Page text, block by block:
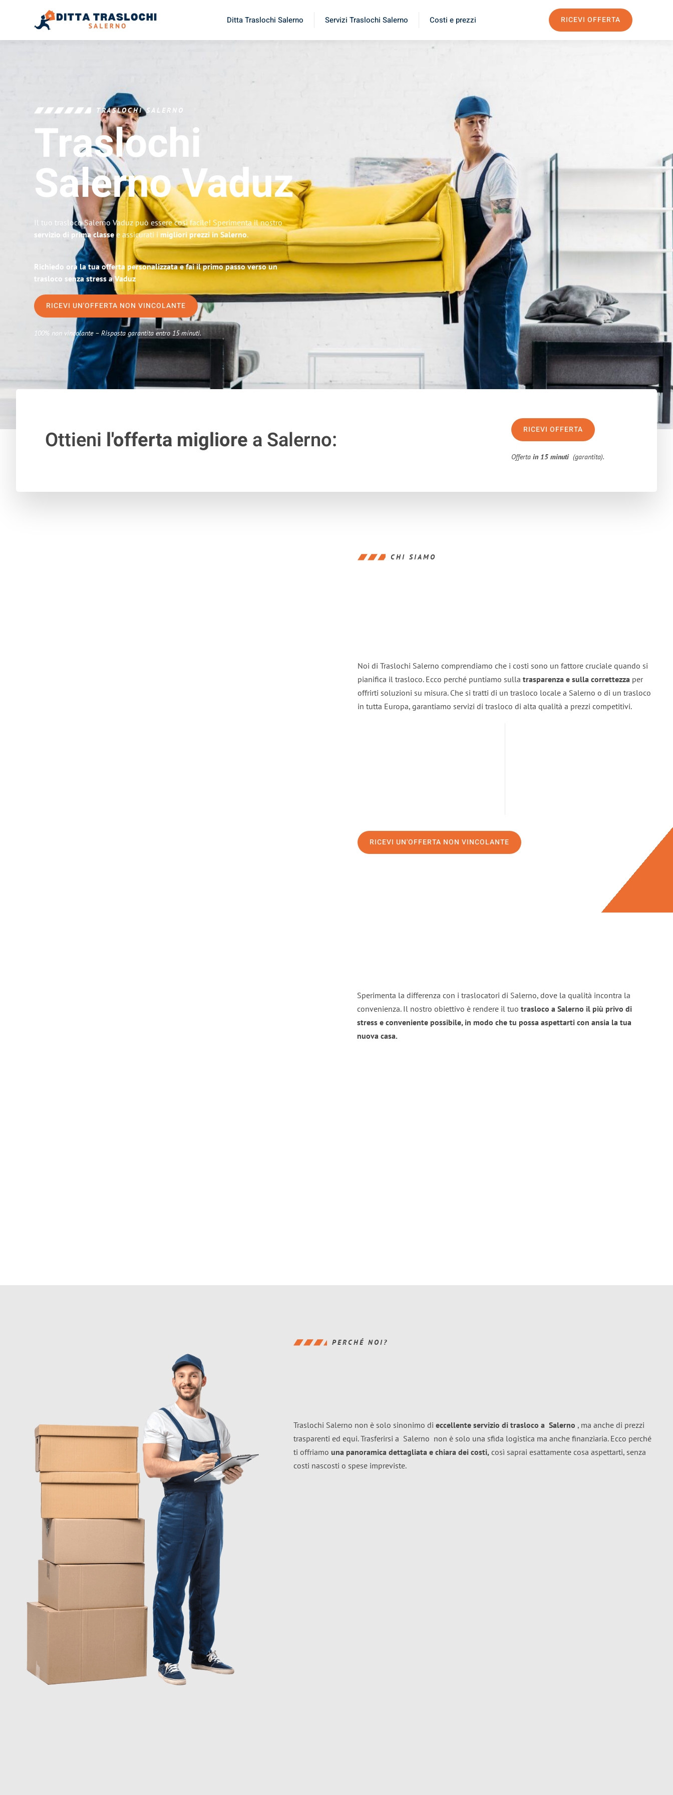
Ditta Traslochi Salerno Servizi Traslochi Salerno Costi e prezzi RICEVI OFFERTA
TRASLOCHI SALERNO
Traslochi
SalernoVaduz
Il tuo trasloco Salerno Vaduz può essere così facile! Sperimenta il nostro
servizio di prima classe e assicurati i migliori prezzi in Salerno.
Richiedo ora la tua offerta personalizzata e fai il primo passo verso un
trasloco senza stress a Vaduz
RICEVI UN'OFFERTA NON VINCOLANTE
100% non vincolante – Risposta garantita entro 15 minuti.
Ottieni l'offerta migliorea Salerno: RICEVI OFFERTA
Offertain 15 minuti (garantita).
CHI SIAMO
Noi di Traslochi Salerno comprendiamo che i costi sono un fattore cruciale quando si
pianifica il trasloco. Ecco perché puntiamo sulla trasparenza e sulla correttezza per
offrirti soluzioni su misura. Che si tratti di un trasloco locale a Salerno o di un trasloco
in tutta Europa, garantiamo servizi di trasloco di alta qualità a prezzi competitivi.
RICEVI UN'OFFERTA NON VINCOLANTE
Sperimenta la differenza con i traslocatori di Salerno, dove la qualità incontra la
convenienza. Il nostro obiettivo è rendere il tuo trasloco a Salerno il più privo di
stress e conveniente possibile, in modo che tu possa aspettarti con ansia la tua
nuova casa.
PERCHÉ NOI?
Traslochi Salerno non è solo sinonimo di eccellente servizio di trasloco a Salerno , ma anche di prezzi
trasparenti ed equi. Trasferirsi a Salerno non è solo una sfida logistica ma anche finanziaria. Ecco perché
ti offriamo una panoramica dettagliata e chiara dei costi, così saprai esattamente cosa aspettarti, senza
costi nascosti o spese impreviste.